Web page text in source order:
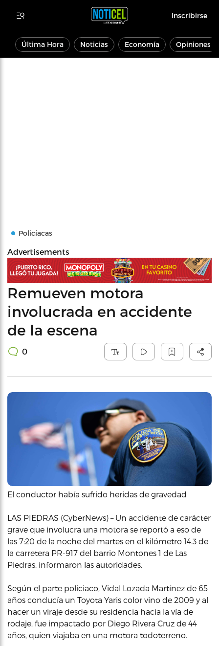
Inscribirse
Última Hora Noticias Economía Opiniones
Policíacas
Advertisements
Remueven motora
involucrada en accidente
de la escena
0
El conductor había sufrido heridas de gravedad
LAS PIEDRAS (CyberNews) – Un accidente de carácter
grave que involucra una motora se reportó a eso de
las 7:20 de la noche del martes en el kilómetro 14.3 de
la carretera PR-917 del barrio Montones 1 de Las
Piedras, informaron las autoridades.
Según el parte policiaco, Vidal Lozada Martínez de 65
años conducía un Toyota Yaris color vino de 2009 y al
hacer un viraje desde su residencia hacia la vía de
rodaje, fue impactado por Diego Rivera Cruz de 44
años, quien viajaba en una motora todoterreno.